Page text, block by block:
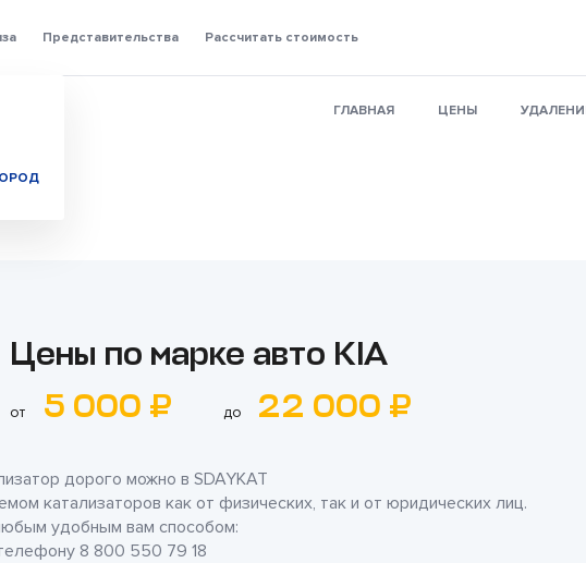
Представительства Рассчитать стоимость
ГЛАВНАЯ ЦЕНЫ
Цены по марке авто KIA
от 5 000 ₽ до 22 000 ₽
дорого можно в SDAYKAT
катализаторов как от физических, так и от юридических лиц.
удобным вам способом:
8 800 550 79 18